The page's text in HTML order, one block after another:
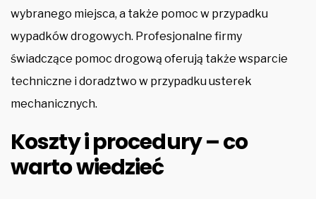
wybranego miejsca, a także pomoc w przypadku
wypadków drogowych. Profesjonalne firmy
świadczące pomoc drogową oferują także wsparcie
techniczne i doradztwo w przypadku usterek
mechanicznych.
Koszty i procedury – co
warto wiedzieć